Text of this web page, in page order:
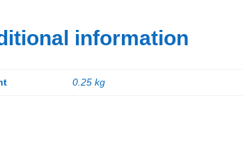
information
0.25 kg